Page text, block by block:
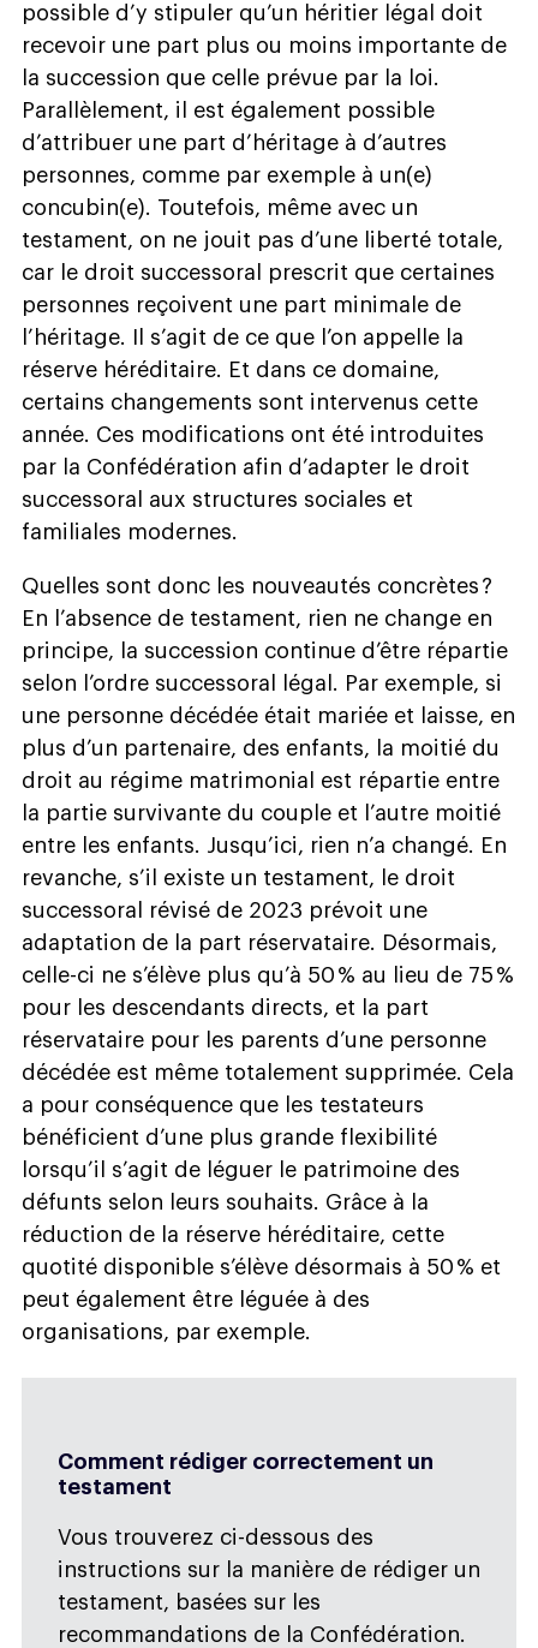
possible d’y stipuler qu’un héritier légal doit
recevoir une part plus ou moins importante de
la succession que celle prévue par la loi.
Parallèlement, il est également possible
d’attribuer une part d’héritage à d’autres
personnes, comme par exemple à un(e)
concubin(e). Toutefois, même avec un
testament, on ne jouit pas d’une liberté totale,
car le droit successoral prescrit que certaines
personnes reçoivent une part minimale de
l’héritage. Il s’agit de ce que l’on appelle la
réserve héréditaire. Et dans ce domaine,
certains changements sont intervenus cette
année. Ces modifications ont été introduites
par la Confédération afin d’adapter le droit
successoral aux structures sociales et
familiales modernes.
Quelles sont donc les nouveautés concrètes ?
En l’absence de testament, rien ne change en
principe, la succession continue d’être répartie
selon l’ordre successoral légal. Par exemple, si
une personne décédée était mariée et laisse, en
plus d’un partenaire, des enfants, la moitié du
droit au régime matrimonial est répartie entre
la partie survivante du couple et l’autre moitié
entre les enfants. Jusqu’ici, rien n’a changé. En
revanche, s’il existe un testament, le droit
successoral révisé de 2023 prévoit une
adaptation de la part réservataire. Désormais,
celle-ci ne s’élève plus qu’à 50 % au lieu de 75 %
pour les descendants directs, et la part
réservataire pour les parents d’une personne
décédée est même totalement supprimée. Cela
a pour conséquence que les testateurs
bénéficient d’une plus grande flexibilité
lorsqu’il s’agit de léguer le patrimoine des
défunts selon leurs souhaits. Grâce à la
réduction de la réserve héréditaire, cette
quotité disponible s’élève désormais à 50 % et
peut également être léguée à des
organisations, par exemple.
Comment rédiger correctement un
testament
Vous trouverez ci-dessous des
instructions sur la manière de rédiger un
testament, basées sur les
recommandations de la Confédération.